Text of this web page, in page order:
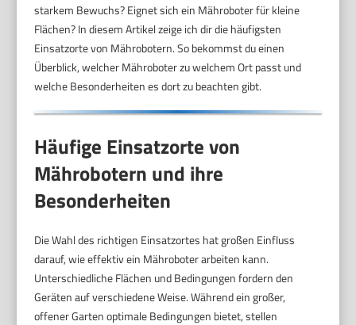
starkem Bewuchs? Eignet sich ein Mähroboter für kleine
Flächen? In diesem Artikel zeige ich dir die häufigsten
Einsatzorte von Mährobotern. So bekommst du einen
Überblick, welcher Mähroboter zu welchem Ort passt und
welche Besonderheiten es dort zu beachten gibt.
Häufige Einsatzorte von
Mährobotern und ihre
Besonderheiten
Die Wahl des richtigen Einsatzortes hat großen Einfluss
darauf, wie effektiv ein Mähroboter arbeiten kann.
Unterschiedliche Flächen und Bedingungen fordern den
Geräten auf verschiedene Weise. Während ein großer,
offener Garten optimale Bedingungen bietet, stellen